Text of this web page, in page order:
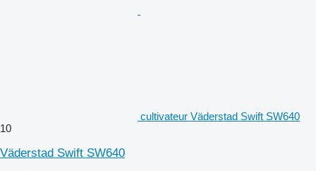
cultivateur Väderstad Swift SW640
10
Väderstad Swift SW640